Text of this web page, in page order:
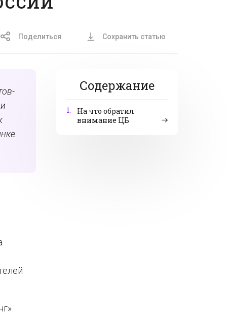
Поделиться Сохранить статью
Содержание
1.
На что обратил
внимание ЦБ